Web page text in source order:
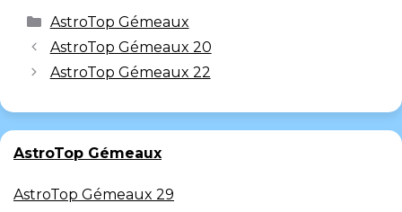
AstroTop Gémeaux
AstroTop Gémeaux 20
AstroTop Gémeaux 22
AstroTop Gémeaux
AstroTop Gémeaux 29